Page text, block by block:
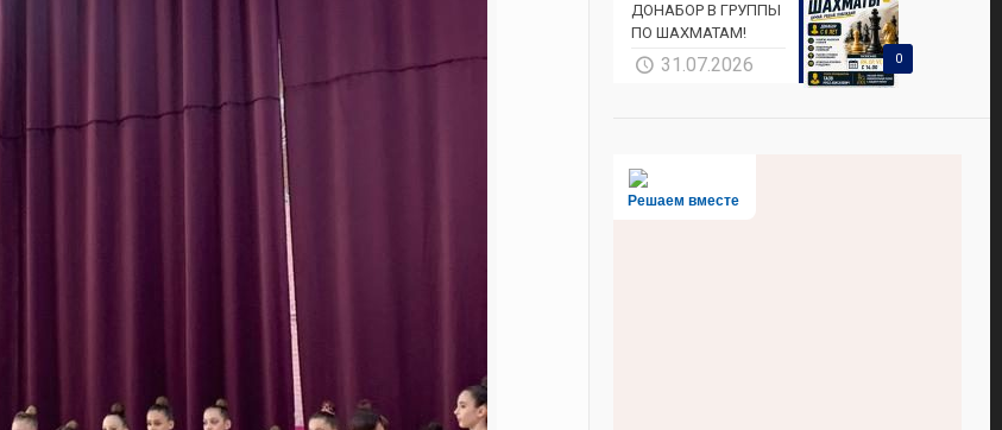
0
ДОНАБОР В ГРУППЫ
ПО ШАХМАТАМ!
31.07.2026
Решаем вместе